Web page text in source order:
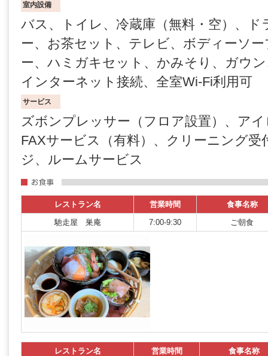
室内設備
バス、トイレ、冷蔵庫（無料・空）、
ー、お茶セット、テレビ、ボディーソ
ー、ハミガキセット、かみそり、ガウ
インターネット接続、全室Wi-Fi利用可
サービス
ズボンプレッサー（フロア設置）、ア
FAXサービス（有料）、クリーニング受
ジ、ルームサービス
レストラン名 営業時間
食事名称
馳走屋 巣庵
7:00-9:30 ご朝食
レストラン名 営業時間 食事名称